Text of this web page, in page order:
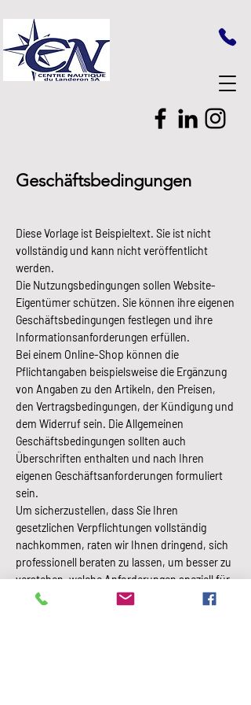
Geschäftsbedingungen
Diese Vorlage ist Beispieltext. Sie ist nicht
vollständig und kann nicht veröffentlicht
werden.
Die Nutzungsbedingungen sollen Website-
Eigentümer schützen. Sie können ihre eigenen
Geschäftsbedingungen festlegen und ihre
Informationsanforderungen erfüllen.
Bei einem Online-Shop können die
Pflichtangaben beispielsweise die Ergänzung
von Angaben zu den Artikeln, den Preisen,
den Vertragsbedingungen, der Kündigung und
dem Widerruf sein. Die Allgemeinen
Geschäftsbedingungen sollten auch
Überschriften enthalten und nach Ihren
eigenen Geschäftsanforderungen formuliert
sein.
Um sicherzustellen, dass Sie Ihren
gesetzlichen Verpflichtungen vollständig
nachkommen, raten wir Ihnen dringend, sich
professionell beraten zu lassen, um besser zu
verstehen, welche Anforderungen speziell für
Sie gelten.